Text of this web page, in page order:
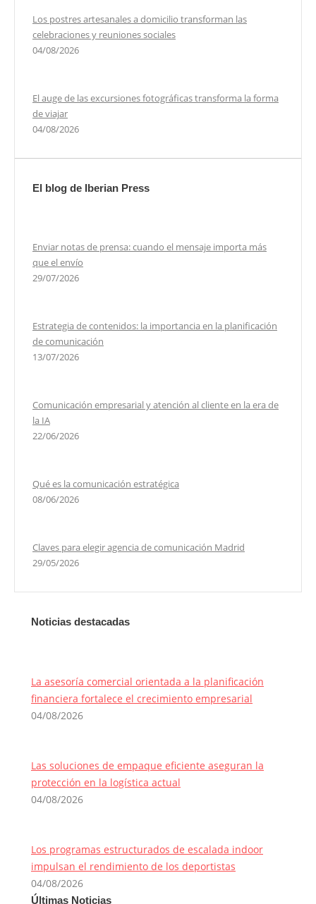
Los postres artesanales a domicilio transforman las
celebraciones y reuniones sociales
04/08/2026
El auge de las excursiones fotográficas transforma la forma
de viajar
04/08/2026
El blog de Iberian Press
Enviar notas de prensa: cuando el mensaje importa más
que el envío
29/07/2026
Estrategia de contenidos: la importancia en la planificación
de comunicación
13/07/2026
Comunicación empresarial y atención al cliente en la era de
la IA
22/06/2026
Qué es la comunicación estratégica
08/06/2026
Claves para elegir agencia de comunicación Madrid
29/05/2026
Noticias destacadas
La asesoría comercial orientada a la planificación
financiera fortalece el crecimiento empresarial
04/08/2026
Las soluciones de empaque eficiente aseguran la
protección en la logística actual
04/08/2026
Los programas estructurados de escalada indoor
impulsan el rendimiento de los deportistas
04/08/2026
Últimas Noticias